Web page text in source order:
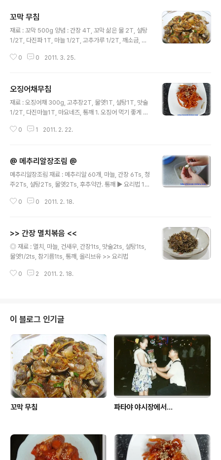
꼬막 무침
재료 : 꼬막 500g 양념 : 간장 4T, 꼬막 삶은 물 2T, 설탕
1/2T, 다진파 1T, 마늘 1/2T, 고추가루 1/2T, 깨소금, 후
것들을 떼어 줍니다. 2. 소금물에 30분 이상 담가두었다가
건져냅니다. ※ 오래 삶으면 질겨져서 맛이 없어집니다. 5.
체에 받쳐서 물기를 뺀후 껍질을 한쪽만 제거합니다. 6. 간
장, 꼬막 삶은 물, 설탕, 다진파, 마늘, 고추가루, 깨소금, 후
가지런히 놓아주고, 양념장을 수저로 떠서 꼬막 하나하나
0 0 2011. 3. 25.
오징어채무침
재료 : 오징어채 300g, 고추장2T, 물엿1T, 설탕1T, 맛술
1/2T, 다진마늘1T, 마요네즈, 통깨 1. 오징어 먹기 좋게 손
어가면 부드러워져요.. 2. 고추장, 물엿, 설탕, 맛술, 다진마
무린 오징어채를 양념장에 버무려 줍니다. 5. 마지막으로
참기름과 통깨로 뿌리면 완성!!!
0 1 2011. 2. 22.
@ 메추리알장조림 @
메추리알장조림 재료 : 메추리알 60개, 마늘, 간장 6Ts, 청
주2Ts, 설탕2Ts, 물엿2Ts, 후추약간. 통깨 ▶ 요리법 1.
2. 찬물에서 껍질을 벗기고 준비합니다. 3. 마늘을 편으로
줍니다. 5. 양념장이 거의 없어질때까지 조려주시고 통깨
를 뿌려주면 완성~~!
0 0 2011. 2. 18.
>> 간장 멸치볶음 <<
◎ 재료 : 멸치, 마늘, 건새우, 간장1ts, 맛술2ts, 설탕1ts,
물엿1/2ts, 참기름1ts, 통깨, 올리브유 >> 요리법
0 2 2011. 2. 18.
이 블로그 인기글
꼬막 무침 파타야 야시장에서...